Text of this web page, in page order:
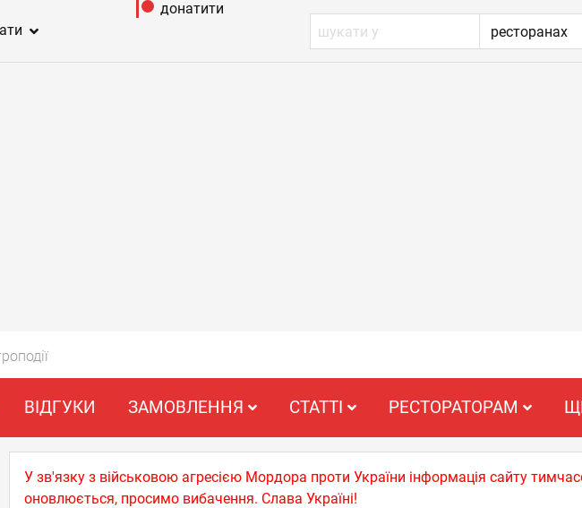
донатити
ВІДГУКИ ЗАМОВЛЕННЯ СТАТТІ РЕСТОРАТОРАМ
У зв'язку з військовою агресією Мордора проти України інформація сайту
оновлюється, просимо вибачення. Слава Україні!